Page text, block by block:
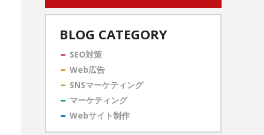
BLOG CATEGORY
SEO対策
Web広告
SNSマーケティング
マーケティング
Webサイト制作